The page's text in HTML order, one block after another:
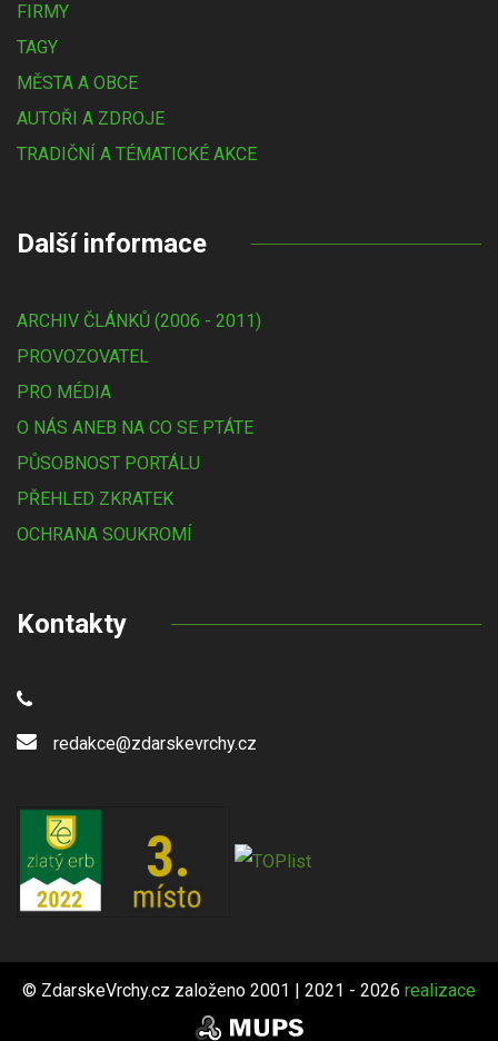
FIRMY
TAGY
MĚSTA A OBCE
AUTOŘI A ZDROJE
TRADIČNÍ A TÉMATICKÉ AKCE
Další informace
ARCHIV ČLÁNKŮ (2006 - 2011)
PROVOZOVATEL
PRO MÉDIA
O NÁS ANEB NA CO SE PTÁTE
PŮSOBNOST PORTÁLU
PŘEHLED ZKRATEK
OCHRANA SOUKROMÍ
Kontakty
redakce@zdarskevrchy.cz
© ZdarskeVrchy.cz založeno 2001 | 2021 - 2026 realizace